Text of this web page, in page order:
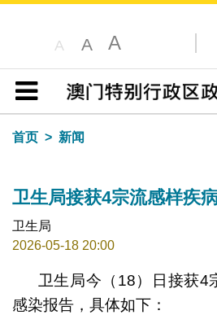
A A A
目录
首页
新闻
卫生局接获4宗流感样疾
卫生局
2026-05-18 20:00
卫生局今（18）日接获4
感染报告，具体如下：